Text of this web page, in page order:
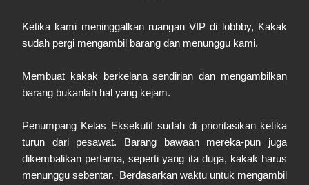
Ketika kami meninggalkan ruangan VIP di lobbby, Kakak
sudah pergi mengambil barang dan menunggu kami.
Membuat kakak berkelana sendirian dan mengambilkan
barang bukanlah hal yang kejam.
Penumpang Kelas Eksekutif sudah di prioritasikan ketika
turun dari pesawat. Barang bawaan mereka-pun juga
dikembalikan pertama, seperti yang ita duga, kakak harus
menunggu sebentar. Berdasarkan waktu untuk mengambil